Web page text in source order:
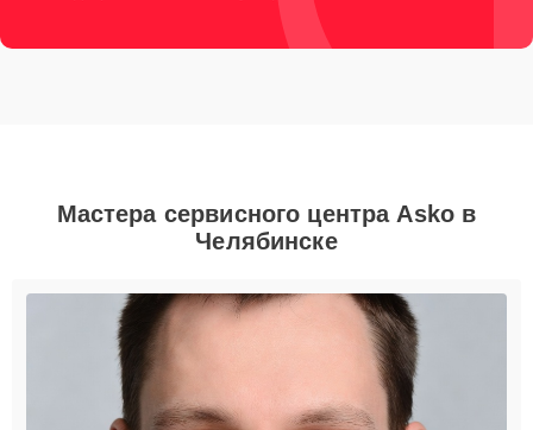
Мастера сервисного центра Asko в
Челябинске